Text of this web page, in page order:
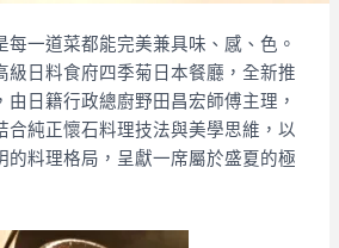
每一道菜都能完美兼具味、感、色。
級日料食府四季菊日本餐廳，全新推
由日籍行政總廚野田昌宏師傅主理，
合純正懷石料理技法與美學思維，以
的料理格局，呈獻一席屬於盛夏的極